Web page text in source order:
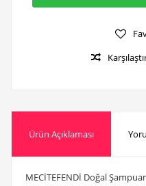
Ürün Açıklaması
MECİTEFENDİ Doğal